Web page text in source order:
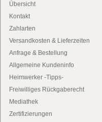
Übersicht
Kontakt
Zahlarten
Versandkosten & Lieferzeiten
Anfrage & Bestellung
Allgemeine Kundeninfo
Heimwerker -Tipps-
Freiwilliges Rückgaberecht
Mediathek
Zertifizierungen